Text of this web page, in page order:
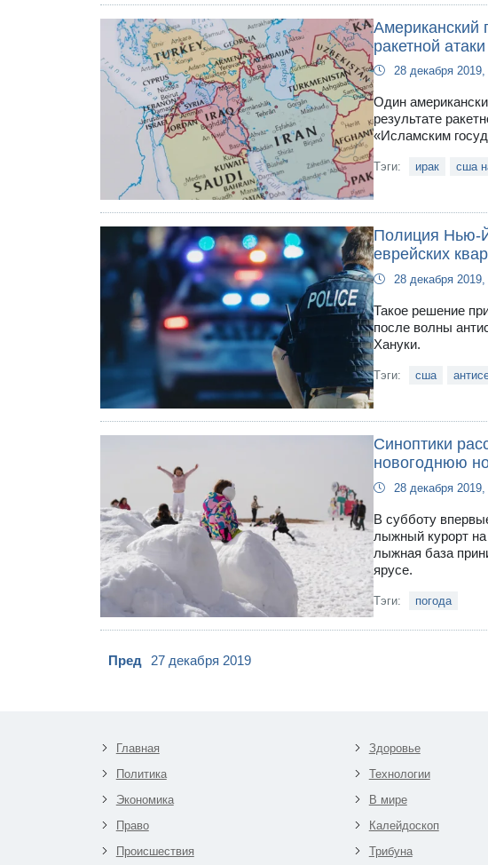
Американский
ракетной
28 декабря 2019,
Один
результате
«Исламским
Тэги: ирак сша
Полиция Нью-
еврейских
28 декабря 2019,
Такое решение
после волны
Хануки.
Тэги: сша
Синоптики
новогоднюю
28 декабря
В субботу
лыжный курорт на
лыжная база
ярусе.
Тэги: погода
Пред 27 декабря 2019
Главная
Политика
Экономика
Право
Происшествия
Здоровье
Технологии
В мире
Калейдоскоп
Трибуна